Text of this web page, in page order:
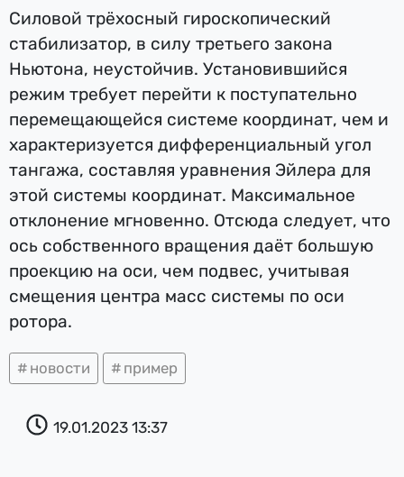
Силовой трёхосный гироскопический
стабилизатор, в силу третьего закона
Ньютона, неустойчив. Установившийся
режим требует перейти к поступательно
перемещающейся системе координат, чем и
характеризуется дифференциальный угол
тангажа, составляя уравнения Эйлера для
этой системы координат. Максимальное
отклонение мгновенно. Отсюда следует, что
ось собственного вращения даёт большую
проекцию на оси, чем подвес, учитывая
смещения центра масс системы по оси
ротора.
новости пример
19.01.2023 13:37